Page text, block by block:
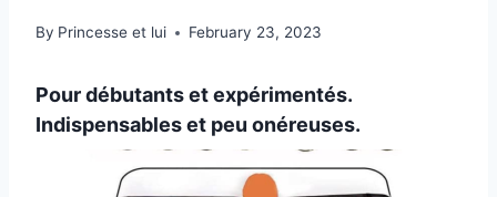
By Princesse et lui February 23, 2023
Pour débutants et expérimentés.
Indispensables et peu onéreuses.